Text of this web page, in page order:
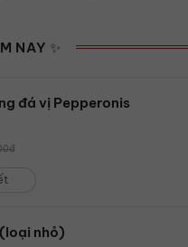
NAY ✨
đá vị Pepperonis
đ
nhỏ)